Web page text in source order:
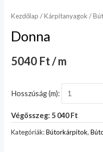
Kezdőlap /Kárpitanyagok /
Donna
5040 Ft / m
Hosszúság (m):
Végösszeg: 5 040 Ft
Kategóriák:Bútorkárpitok,